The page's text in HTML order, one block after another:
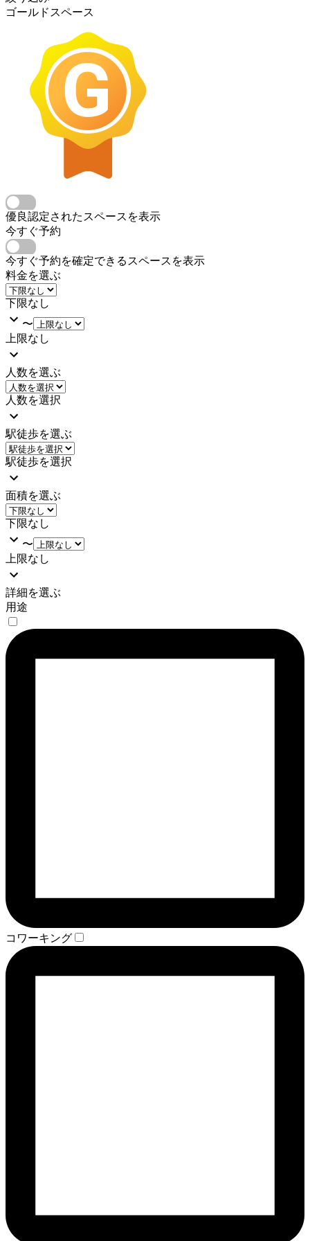
ゴールドスペース
優良認定されたスペースを表示
今すぐ予約
今すぐ予約を確定できるスペースを表示
料金を選ぶ
下限なし
〜
上限なし
人数を選ぶ
人数を選択
駅徒歩を選ぶ
駅徒歩を選択
面積を選ぶ
下限なし
〜
上限なし
詳細を選ぶ
用途
コワーキング